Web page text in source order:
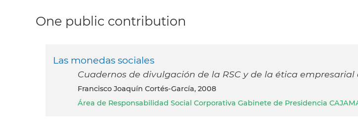
One public contribution
Las monedas sociales
Cuadernos de divulgación de la RSC y de la ética
Francisco Joaquín Cortés-García, 2008
Área de Responsabilidad Social Corporativa Gabinete de Presidencia